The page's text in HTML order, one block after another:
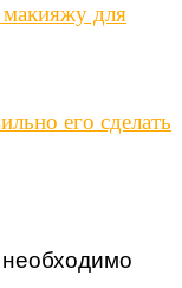
для
его сделать